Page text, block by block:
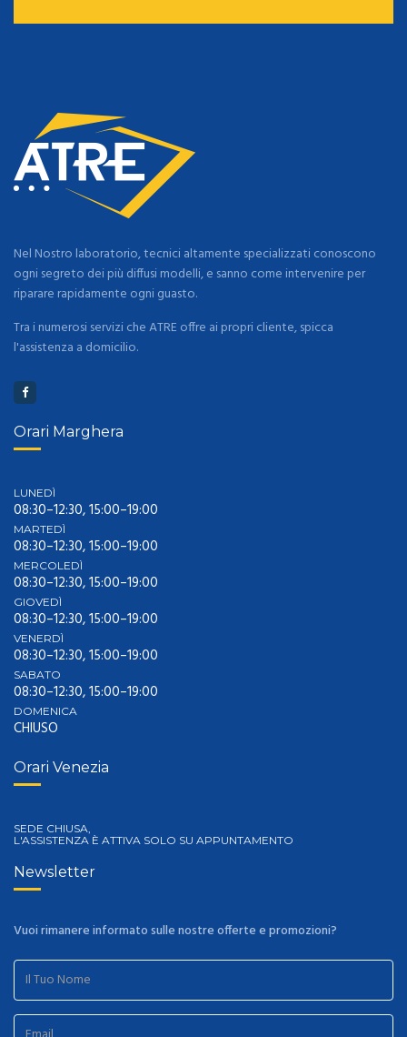
Nel Nostro laboratorio, tecnici altamente specializzati conoscono
ogni segreto dei più diffusi modelli, e sanno come intervenire per
riparare rapidamente ogni guasto.
Tra i numerosi servizi che ATRE offre ai propri cliente, spicca
l'assistenza a domicilio.
Orari Marghera
LUNEDÌ
08:30–12:30, 15:00–19:00
MARTEDÌ
08:30–12:30, 15:00–19:00
MERCOLEDÌ
08:30–12:30, 15:00–19:00
GIOVEDÌ
08:30–12:30, 15:00–19:00
VENERDÌ
08:30–12:30, 15:00–19:00
SABATO
08:30–12:30, 15:00–19:00
DOMENICA
CHIUSO
Orari Venezia
SEDE CHIUSA,
L'ASSISTENZA È ATTIVA SOLO SU APPUNTAMENTO
Newsletter
Vuoi rimanere informato sulle nostre offerte e promozioni?